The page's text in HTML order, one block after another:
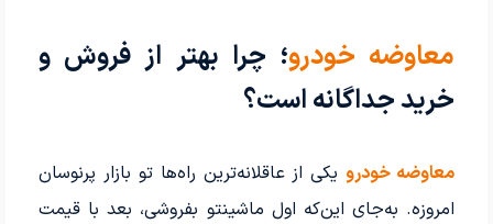
معاوضه خودرو؛ چرا بهتر از فروش و
خرید جداگانه است؟
معاوضه خودرو یکی از عاقلانه‌ترین راه‌ها تو بازار پرنوسان
امروزه. به‌جای این‌که اول ماشینتو بفروشی، بعد با قیمت